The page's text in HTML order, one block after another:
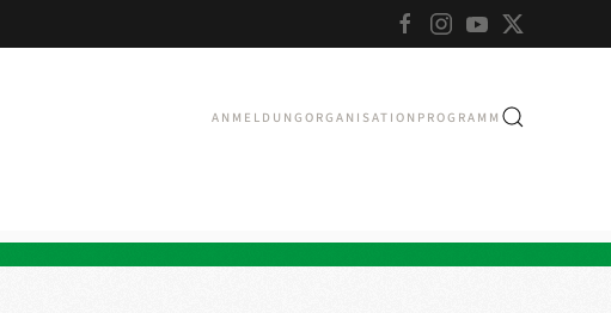
ANMELDUNG ORGANISATION PROGRAMM